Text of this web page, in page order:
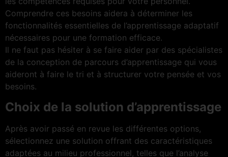
Comprendre ces besoins aidera à déterminer les
fonctionnalités essentielles de l’apprentissage adaptatif
nécessaires pour une formation efficace.
Il ne faut pas hésiter à se faire aider par des spécialistes
de la conception de parcours d’apprentissage qui vous
aideront à faire le tri et à structurer votre pensée et vos
besoins.
Choix de la solution d’apprentissage
Après avoir passé en revue les différentes options,
sélectionnez une solution offrant des caractéristiques
adaptées au milieu professionnel, telles que l’analyse